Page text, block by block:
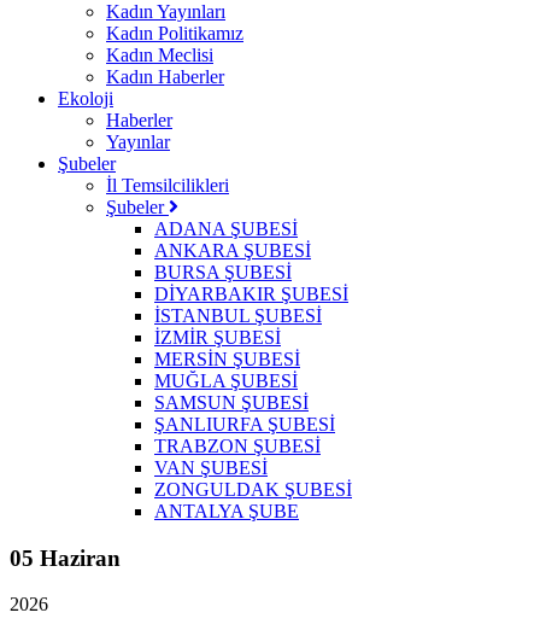
Kadın Yayınları
Kadın Politikamız
Kadın Meclisi
Kadın Haberler
Ekoloji
Haberler
Yayınlar
Şubeler
İl Temsilcilikleri
Şubeler
ADANA ŞUBESİ
ANKARA ŞUBESİ
BURSA ŞUBESİ
DİYARBAKIR ŞUBESİ
İSTANBUL ŞUBESİ
İZMİR ŞUBESİ
MERSİN ŞUBESİ
MUĞLA ŞUBESİ
SAMSUN ŞUBESİ
ŞANLIURFA ŞUBESİ
TRABZON ŞUBESİ
VAN ŞUBESİ
ZONGULDAK ŞUBESİ
ANTALYA ŞUBE
05 Haziran
2026